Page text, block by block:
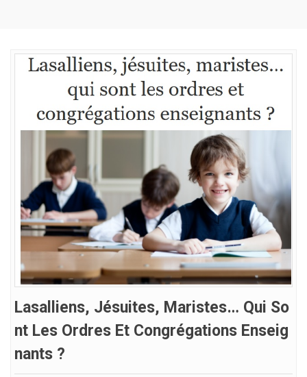
Lasalliens, Jésuites, Maristes… Qui So
Nt Les Ordres Et Congrégations Enseig
Nants ?